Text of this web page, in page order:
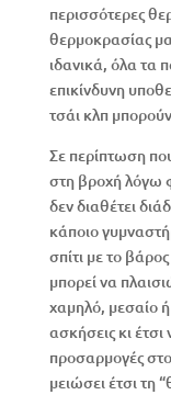
περισσότερες
θερμοκρασίας
ιδανικά, όλα
επικίνδυνη
τσάι κλπ
Σε περίπτωση
στη βροχή λόγω
δεν διαθέτει
κάποιο
σπίτι με το
μπορεί να
χαμηλό, μεσαίο
ασκήσεις κι
προσαρμογές
μειώσει έτσι τη